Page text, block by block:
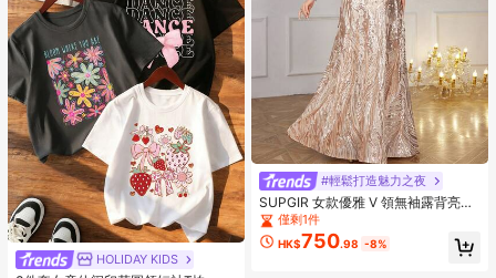
HOLIDAY KIDS
#輕鬆打造魅力之夜
SUPGIR 女款優雅 V 領無袖露背亮片
修身長款晚禮服，適合婚禮派對，春
秋穿著
僅剩1件
HK$750.98 -8%